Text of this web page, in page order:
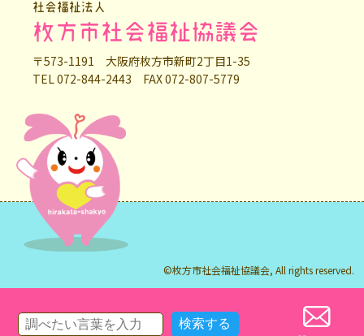
社会福祉法人
枚方市社会福祉協議会
〒573-1191 大阪府枚方市新町2丁目1-35
TEL 072-844-2443 FAX 072-807-5779
©枚方市社会福祉協議会, All rights reserved.